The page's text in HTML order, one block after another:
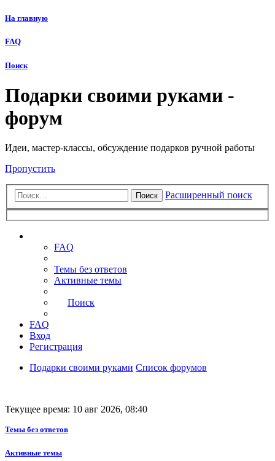
На главную
FAQ
Поиск
Подарки своими руками -
форум
Идеи, мастер-классы, обсуждение подарков ручной работы
Пропустить
Поиск Расширенный поиск
FAQ
Темы без ответов
Активные темы
Поиск
FAQ
Вход
Регистрация
Подарки своими руками Список форумов
Текущее время: 10 авг 2026, 08:40
Темы без ответов
Активные темы